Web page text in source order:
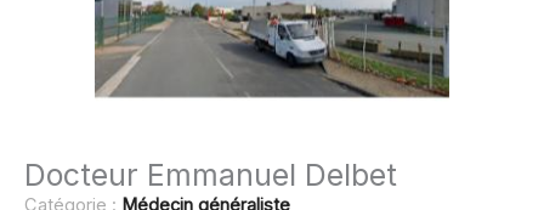
Docteur Emmanuel Delbet
Catégorie : Médecin généraliste